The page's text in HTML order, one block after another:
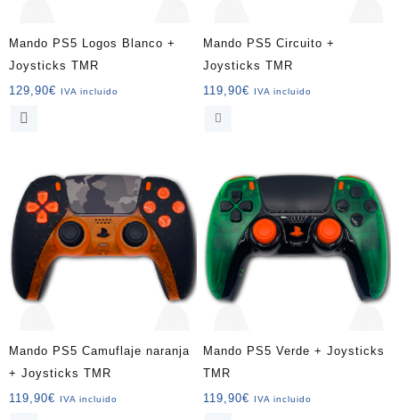
Mando PS5 Logos Blanco +
Joysticks TMR
129,90€ IVA incluido
Mando PS5 Circuito +
Joysticks TMR
119,90€ IVA incluido
Mando PS5 Camuflaje naranja
+ Joysticks TMR
119,90€ IVA incluido
Mando PS5 Verde + Joysticks
TMR
119,90€ IVA incluido